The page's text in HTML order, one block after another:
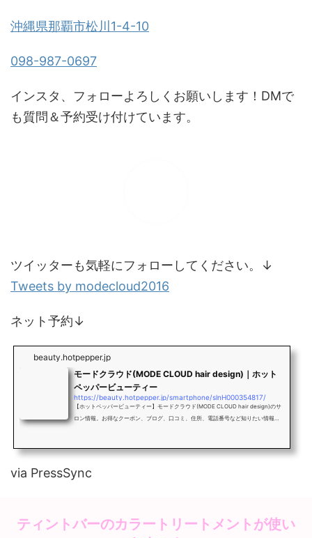
沖縄県那覇市松川1-4-10
098-987-0697
インスタ、フォローよろしくお願いします！DMで
も質問＆予約受け付けています。
ツイッターも気軽にフォローしてください。↓
Tweets by modecloud2016
ネット予約↓
beauty.hotpepper.jp
モードクラウド(MODE CLOUD hair design)｜ホット
ペッパービューティー
https://beauty.hotpepper.jp/smartphone/slnH000354817/
【ホットペッパービューティー】モードクラウド(MODE CLOUD hair design)のサ
ロン情報。お得なクーポン、ブログ、口コミ、住所、電話番号など知りたい情報満
via PressSync
ティントバーのカラートリートメントが使い